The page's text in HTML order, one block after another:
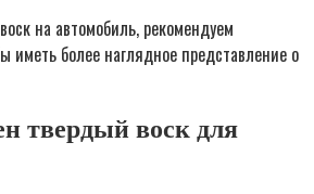
на автомобиль, рекомендуем
иметь более наглядное представление о
твердый воск для